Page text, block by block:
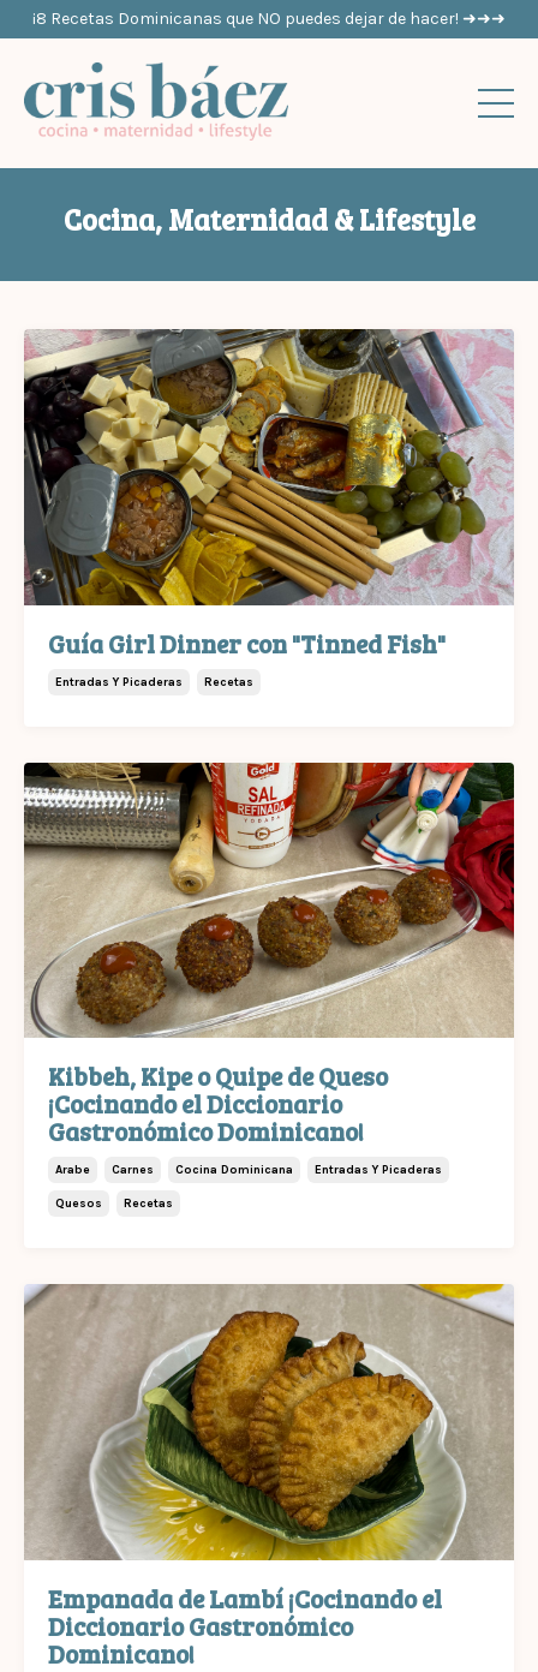
¡8 Recetas Dominicanas que NO puedes dejar de hacer! ➜➜➜
Cocina, Maternidad & Lifestyle
Guía Girl Dinner con "Tinned Fish"
Entradas Y Picaderas Recetas
Kibbeh, Kipe o Quipe de Queso
¡Cocinando el Diccionario
Gastronómico Dominicano!
Arabe Carnes Cocina Dominicana Entradas Y Picaderas
Quesos Recetas
Empanada de Lambí ¡Cocinando el
Diccionario Gastronómico
Dominicano!